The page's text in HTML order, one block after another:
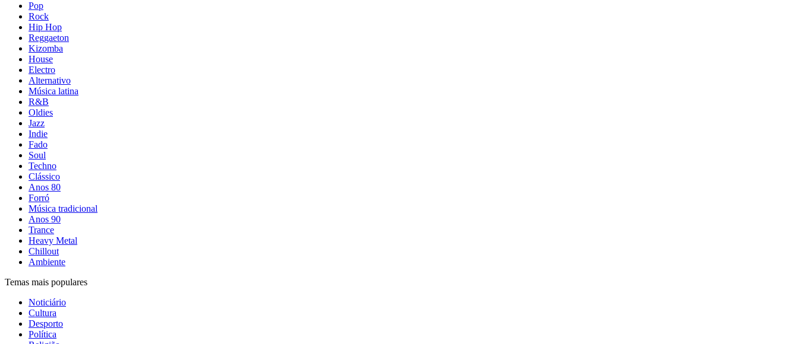
Pop
Rock
Hip Hop
Reggaeton
Kizomba
House
Electro
Alternativo
Música latina
R&B
Oldies
Jazz
Indie
Fado
Soul
Techno
Clássico
Anos 80
Forró
Música tradicional
Anos 90
Trance
Heavy Metal
Chillout
Ambiente
Temas mais populares
Noticiário
Cultura
Desporto
Política